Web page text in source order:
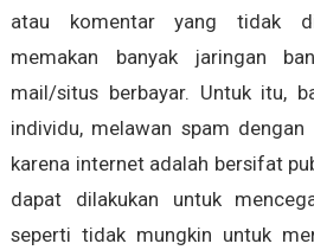
atau komentar yang tidak
memakan banyak jaringan
mail/situs berbayar. Untuk itu,
individu, melawan spam
karena internet adalah bersifat
dapat dilakukan untuk
seperti tidak mungkin untuk